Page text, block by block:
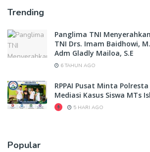
Trending
Panglima TNI
TNI Drs. Imam Baidhowi,
Adm Gladly Mailoa, S.E
6 TAHUN AGO
RPPAI Pusat Minta
Mediasi Kasus Siswa MTs
5 HARI AGO
Popular